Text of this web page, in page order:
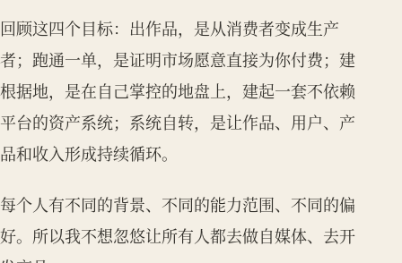
回顾这四个目标：出作品，是从消费者变成生产
者；跑通一单，是证明市场愿意直接为你付费；建
根据地，是在自己掌控的地盘上，建起一套不依赖
平台的资产系统；系统自转，是让作品、用户、产
品和收入形成持续循环。
每个人有不同的背景、不同的能力范围、不同的偏
好。所以我不想忽悠让所有人都去做自媒体、去开